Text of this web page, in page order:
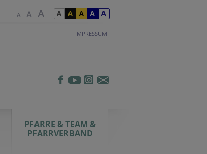
IMPRESSUM
PFARRE & TEAM &
PFARRVERBAND